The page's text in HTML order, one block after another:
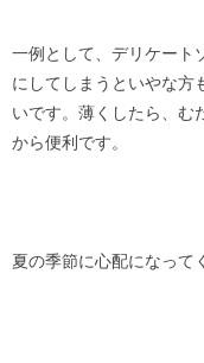
一例として、デリケート
にしてしまうといやな方
いです。薄くしたら、む
から便利です。
夏の季節に心配になって